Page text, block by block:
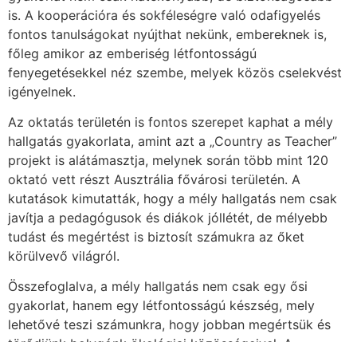
is. A kooperációra és sokféleségre való odafigyelés
fontos tanulságokat nyújthat nekünk, embereknek is,
főleg amikor az emberiség létfontosságú
fenyegetésekkel néz szembe, melyek közös cselekvést
igényelnek.
Az oktatás területén is fontos szerepet kaphat a mély
hallgatás gyakorlata, amint azt a „Country as Teacher”
projekt is alátámasztja, melynek során több mint 120
oktató vett részt Ausztrália fővárosi területén. A
kutatások kimutatták, hogy a mély hallgatás nem csak
javítja a pedagógusok és diákok jóllétét, de mélyebb
tudást és megértést is biztosít számukra az őket
körülvevő világról.
Összefoglalva, a mély hallgatás nem csak egy ősi
gyakorlat, hanem egy létfontosságú készség, mely
lehetővé teszi számunkra, hogy jobban megértsük és